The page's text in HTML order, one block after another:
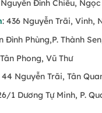
nhật
bạn gái
Đình Chiểu,
: 436 Nguyễn Trãi, Vinh,
Đình Phùng,P. Thành
Phong, Vũ Thư
Nguyễn Trãi, Tân
1 Dương Tự Minh, P.